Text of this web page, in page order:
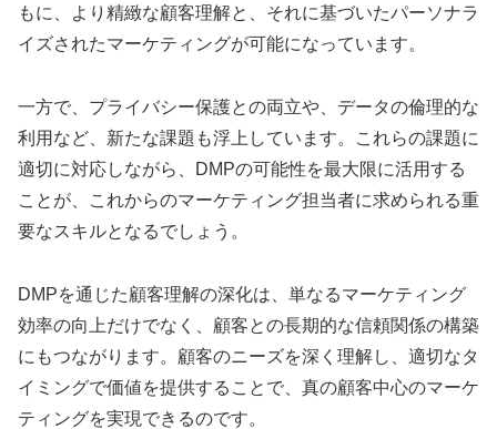
もに、より精緻な顧客理解と、それに基づいたパーソナラ
イズされたマーケティングが可能になっています。
一方で、プライバシー保護との両立や、データの倫理的な
利用など、新たな課題も浮上しています。これらの課題に
適切に対応しながら、DMPの可能性を最大限に活用する
ことが、これからのマーケティング担当者に求められる重
要なスキルとなるでしょう。
DMPを通じた顧客理解の深化は、単なるマーケティング
効率の向上だけでなく、顧客との長期的な信頼関係の構築
にもつながります。顧客のニーズを深く理解し、適切なタ
イミングで価値を提供することで、真の顧客中心のマーケ
ティングを実現できるのです。